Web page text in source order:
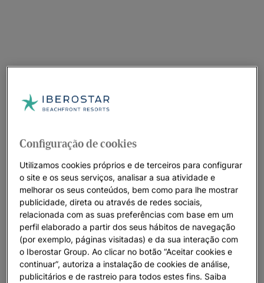
Configuração de cookies
Utilizamos cookies próprios e de terceiros para configurar
o site e os seus serviços, analisar a sua atividade e
melhorar os seus conteúdos, bem como para lhe mostrar
publicidade, direta ou através de redes sociais,
relacionada com as suas preferências com base em um
perfil elaborado a partir dos seus hábitos de navegação
(por exemplo, páginas visitadas) e da sua interação com
o Iberostar Group. Ao clicar no botão “Aceitar cookies e
continuar”, autoriza a instalação de cookies de análise,
publicitários e de rastreio para todos estes fins. Saiba